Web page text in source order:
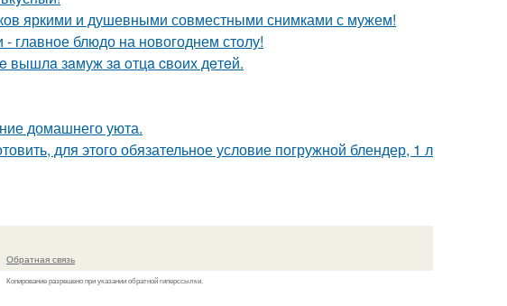
яркими и душевными совместными снимками с мужем!
главное блюдо на новогоднем столу!
вышлa зaмуж зa oтцa cвoих дeтeй.
домашнего уюта.
для этого обязательное условие погружной блендер, 1 л
Обратная связь
Копирование разрешено при указании обратной гиперссылки.